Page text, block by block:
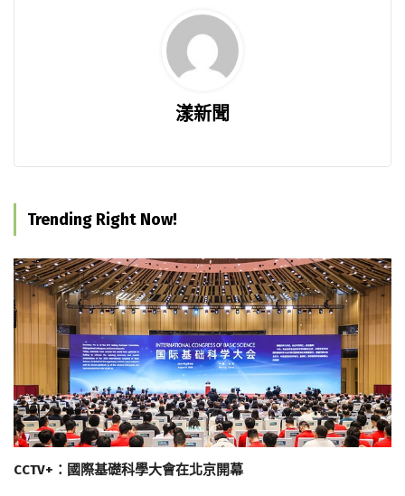
漾新聞
Trending Right Now!
CCTV+：國際基礎科學大會在北京開幕